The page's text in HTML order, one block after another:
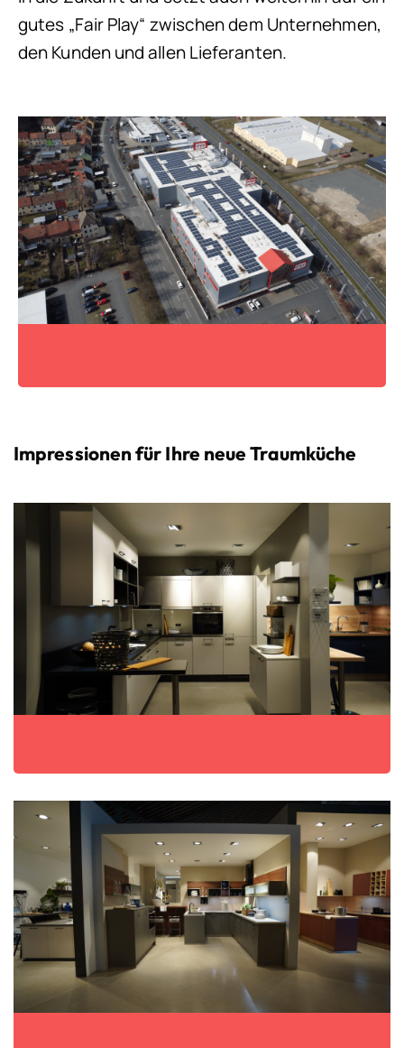
gutes „Fair Play“ zwischen dem Unternehmen,
den Kunden und allen Lieferanten.
Impressionen für Ihre neue Traumküche